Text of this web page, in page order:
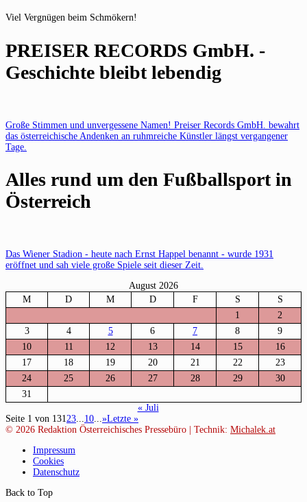
Viel Vergnügen beim Schmökern!
PREISER RECORDS GmbH. -
Geschichte bleibt lebendig
Große Stimmen und unvergessene Namen! Preiser Records GmbH. bewahrt
das österreichische Andenken an ruhmreiche Künstler längst vergangener
Tage.
Alles rund um den Fußballsport in
Österreich
Das Wiener Stadion - heute nach Ernst Happel benannt - wurde 1931
eröffnet und sah viele große Spiele seit dieser Zeit.
August 2026
M
D M D F S
S
1
2
3
4 5 6 7 8
9
10
11 12 13 14 15
16
17
18 19 20 21 22
23
24
25 26 27 28 29
30
31
« Juli
Seite 1 von 13123...10...»Letzte »
© 2026 Redaktion Österreichisches Pressebüro | Technik: Michalek.at
Impressum
Cookies
Datenschutz
Back to Top